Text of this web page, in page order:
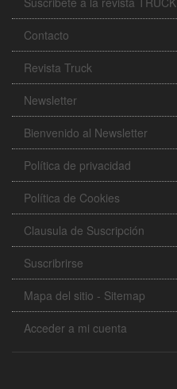
Contacto
Revista Truck
Newsletter
Bienvenido al Newsletter
Política de privacidad
Política de Cookies
Clausula de Suscripción
Suscribrirse
Mapa del sitio - Sitemap
Acceder a mi cuenta